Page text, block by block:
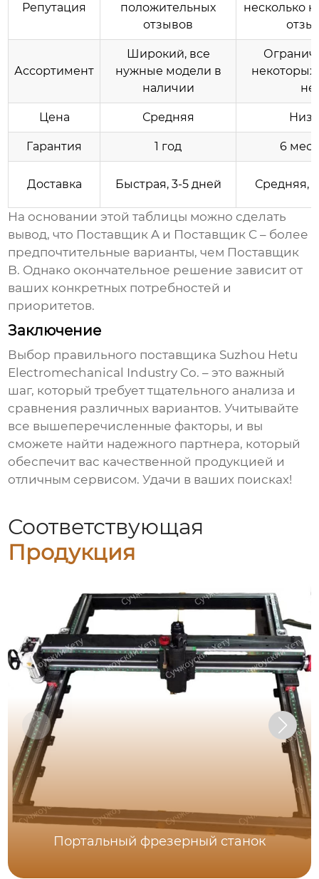
Репутация
положительных
отзывов
несколько
Ассортимент
Широкий, все
нужные модели в
наличии
Цена Средняя
Гарантия 1 год 6
Доставка Быстрая, 3-5 дней Средняя,
На основании этой таблицы можно сделать
вывод, что Поставщик A и Поставщик C – более
предпочтительные варианты, чем Поставщик
B. Однако окончательное решение зависит от
ваших конкретных потребностей и
приоритетов.
Заключение
Выбор правильного поставщика Suzhou Hetu
Electromechanical Industry Co. – это важный
шаг, который требует тщательного анализа и
сравнения различных вариантов. Учитывайте
все вышеперечисленные факторы, и вы
сможете найти надежного партнера, который
обеспечит вас качественной продукцией и
отличным сервисом. Удачи в ваших поисках!
Соответствующая
Продукция
Портальный фрезерный станок